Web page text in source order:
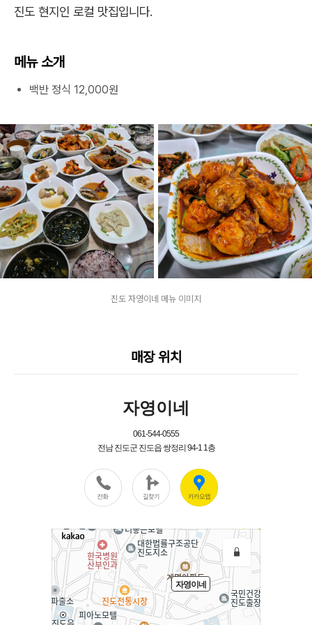
진도 현지인 로컬 맛집입니다.
메뉴 소개
백반 정식 12,000원
진도 자영이네 메뉴 이미지
매장 위치